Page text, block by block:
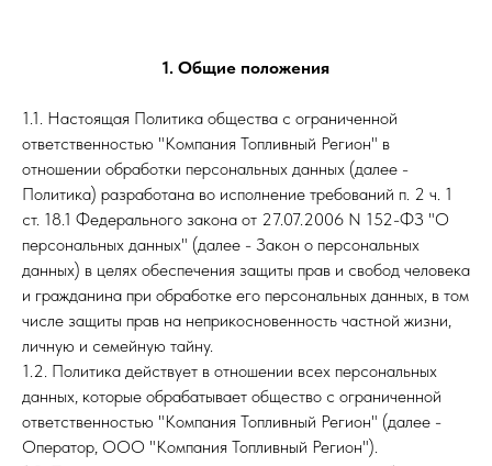
1. Общие положения
1.1. Настоящая Политика общества с ограниченной
ответственностью "Компания Топливный Регион" в
отношении обработки персональных данных (далее -
Политика) разработана во исполнение требований п. 2 ч. 1
ст. 18.1 Федерального закона от 27.07.2006 N 152-ФЗ "О
персональных данных" (далее - Закон о персональных
данных) в целях обеспечения защиты прав и свобод человека
и гражданина при обработке его персональных данных, в том
числе защиты прав на неприкосновенность частной жизни,
личную и семейную тайну.
1.2. Политика действует в отношении всех персональных
данных, которые обрабатывает общество с ограниченной
ответственностью "Компания Топливный Регион" (далее -
Оператор, ООО "Компания Топливный Регион").